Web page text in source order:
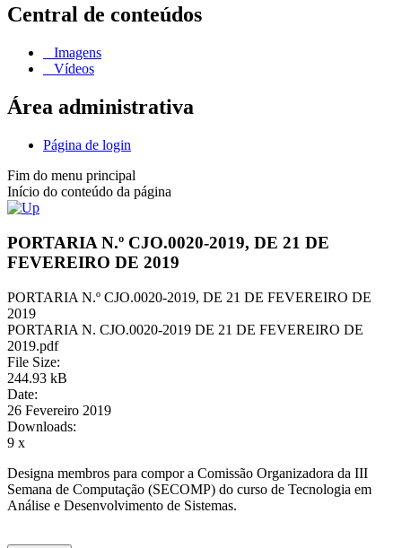
Central de conteúdos
Imagens
Vídeos
Área administrativa
Página de login
Fim do menu principal
Início do conteúdo da página
PORTARIA N.º CJO.0020-2019, DE 21 DE
FEVEREIRO DE 2019
PORTARIA N.º CJO.0020-2019, DE 21 DE FEVEREIRO DE
2019
PORTARIA N. CJO.0020-2019 DE 21 DE FEVEREIRO DE
2019.pdf
File Size:
244.93 kB
Date:
26 Fevereiro 2019
Downloads:
9 x
Designa membros para compor a Comissão Organizadora da III
Semana de Computação (SECOMP) do curso de Tecnologia em
Análise e Desenvolvimento de Sistemas.